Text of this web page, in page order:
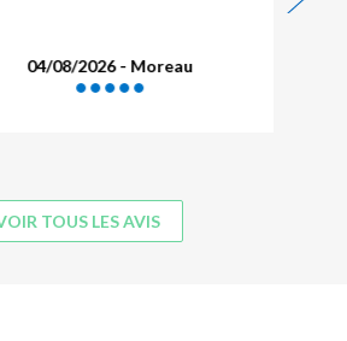
04/08/2026 - Moreau
TOUS LES AVIS